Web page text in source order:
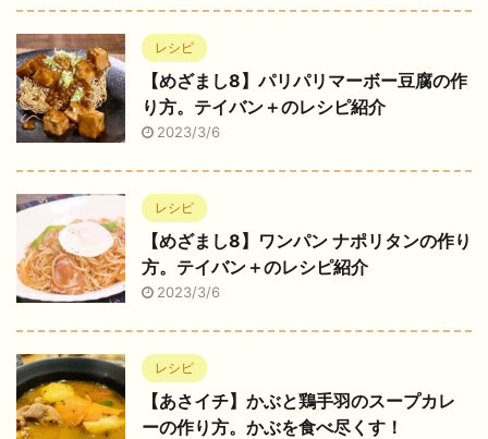
レシピ
【めざまし8】パリパリマーボー豆腐の作
り方。テイバン＋のレシピ紹介
2023/3/6
レシピ
【めざまし8】ワンパン ナポリタンの作り
方。テイバン＋のレシピ紹介
2023/3/6
レシピ
【あさイチ】かぶと鶏手羽のスープカレ
ーの作り方。かぶを食べ尽くす！